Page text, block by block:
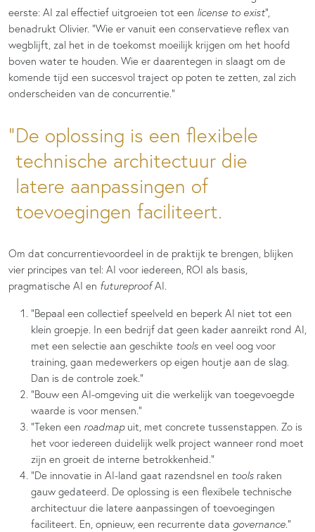
eerste: AI zal effectief uitgroeien tot een license to exist”,
benadrukt Olivier. “Wie er vanuit een conservatieve reflex van
wegblijft, zal het in de toekomst moeilijk krijgen om het hoofd
boven water te houden. Wie er daarentegen in slaagt om de
komende tijd een succesvol traject op poten te zetten, zal zich
onderscheiden van de concurrentie.”
De oplossing is een flexibele
technische architectuur die
latere aanpassingen of
toevoegingen faciliteert.
Om dat concurrentievoordeel in de praktijk te brengen, blijken
vier principes van tel: AI voor iedereen, ROI als basis,
pragmatische AI en futureproofAI.
“Bepaal een collectief speelveld en beperk AI niet tot een
klein groepje. In een bedrijf dat geen kader aanreikt rond AI,
met een selectie aan geschikte tools en veel oog voor
training, gaan medewerkers op eigen houtje aan de slag.
Dan is de controle zoek.”
“Bouw een AI-omgeving uit die werkelijk van toegevoegde
waarde is voor mensen.”
“Teken een roadmapuit, met concrete tussenstappen. Zo is
het voor iedereen duidelijk welk project wanneer rond moet
zijn en groeit de interne betrokkenheid.”
“De innovatie in AI-land gaat razendsnel en tools raken
gauw gedateerd. De oplossing is een flexibele technische
architectuur die latere aanpassingen of toevoegingen
faciliteert. En, opnieuw, een recurrente data governance.”